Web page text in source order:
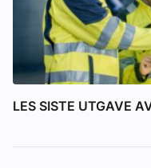
LES SISTE UTGAVE